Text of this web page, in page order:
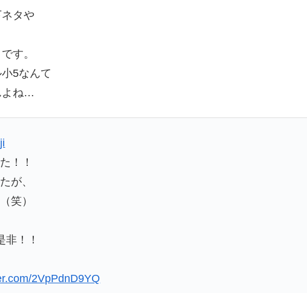
タや
す。
5なんて
よね…
！！
が、
笑）
！！
2VpPdnD9YQ